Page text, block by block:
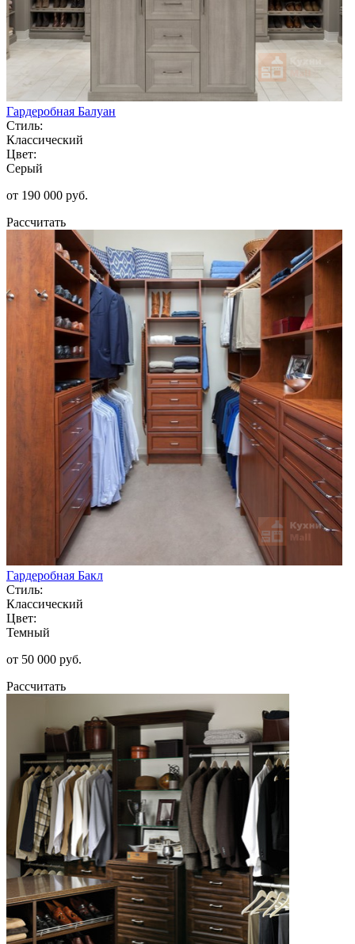
Гардеробная Балуан
Стиль:
Классический
Цвет:
Серый
от 190 000 руб.
Рассчитать
Гардеробная Бакл
Стиль:
Классический
Цвет:
Темный
от 50 000 руб.
Рассчитать